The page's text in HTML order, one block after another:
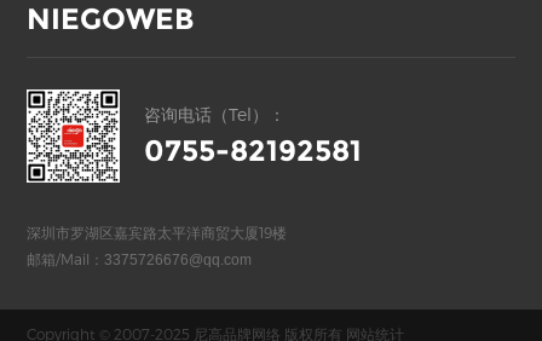
NIEGOWEB
咨询电话（Tel）：
0755-82192581
深圳市罗湖区嘉宾路太平洋商贸大厦19楼
邮箱/Mail： 3375726676@qq.com
Copyright © 2007-2025 尼高品牌网络 版权所有 网站统计